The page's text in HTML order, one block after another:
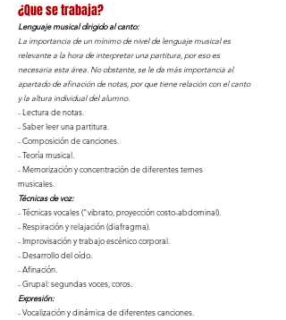
¿Que se trabaja?
Lenguaje musical dirigido al canto:
La importancia de un mínimo de nivel de lenguaje musical es
relevante a la hora de interpretar una partitura, por eso es
necesaria esta área. No obstante, se le da más importancia al
apartado de afinación de notas, por que tiene relación con el canto
y la altura individual del alumno.
- Lectura de notas.
- Saber leer una partitura.
- Composición de canciones.
- Teoría musical.
- Memorización y concentración de diferentes temes
musicales.
Técnicas de voz:
- Técnicas vocales ("vibrato, proyección costo-abdominal).
- Respiración y relajación (diafragma).
- Improvisación y trabajo escénico corporal.
- Desarrollo del oído.
- Afinación.
- Grupal: segundas voces, coros.
Expresión:
- Vocalización y dinámica de diferentes canciones.